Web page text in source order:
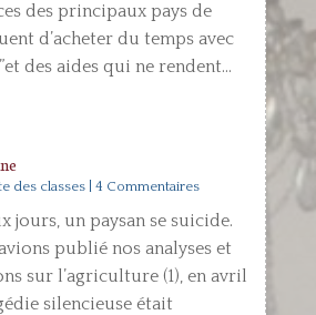
des principaux pays de
d’acheter du temps avec
des aides qui ne rendent...
des classes| 4 Commentaires
jours, un paysan se suicide.
publié nos analyses et
sur l’agriculture (1), en avril
silencieuse était